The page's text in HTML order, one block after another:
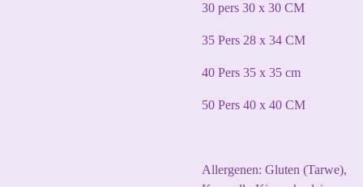
30 pers 30 x 30 CM
35 Pers 28 x 34 CM
40 Pers 35 x 35 cm
50 Pers 40 x 40 CM
Allergenen: Gluten (Tarwe),